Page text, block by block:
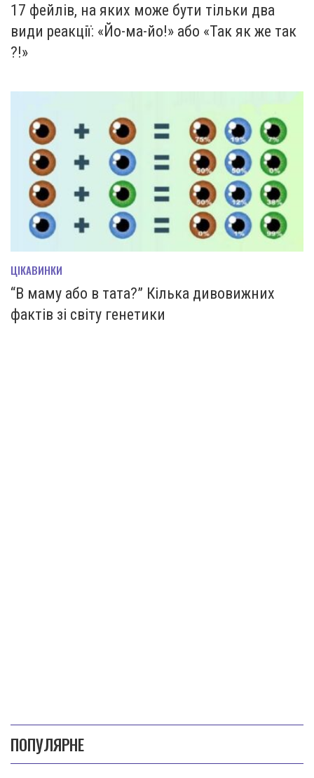
17 фейлів, на яких може бути тільки два
види реакції: «Йо-ма-йо!» або «Так як же так
?!»
ЦІКАВИНКИ
“В маму або в тата?” Кілька дивовижних
фактів зі світу генетики
ПОПУЛЯРНЕ